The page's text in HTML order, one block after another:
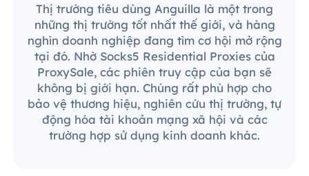
Thị trường tiêu dùng Anguilla là một trong
những thị trường tốt nhất thế giới, và hàng
nghìn doanh nghiệp đang tìm cơ hội mở rộng
tại đó. Nhờ Socks5 Residential Proxies của
ProxySale, các phiên truy cập của bạn sẽ
không bị giới hạn. Chúng rất phù hợp cho
bảo vệ thương hiệu, nghiên cứu thị trường, tự
động hóa tài khoản mạng xã hội và các
trường hợp sử dụng kinh doanh khác.